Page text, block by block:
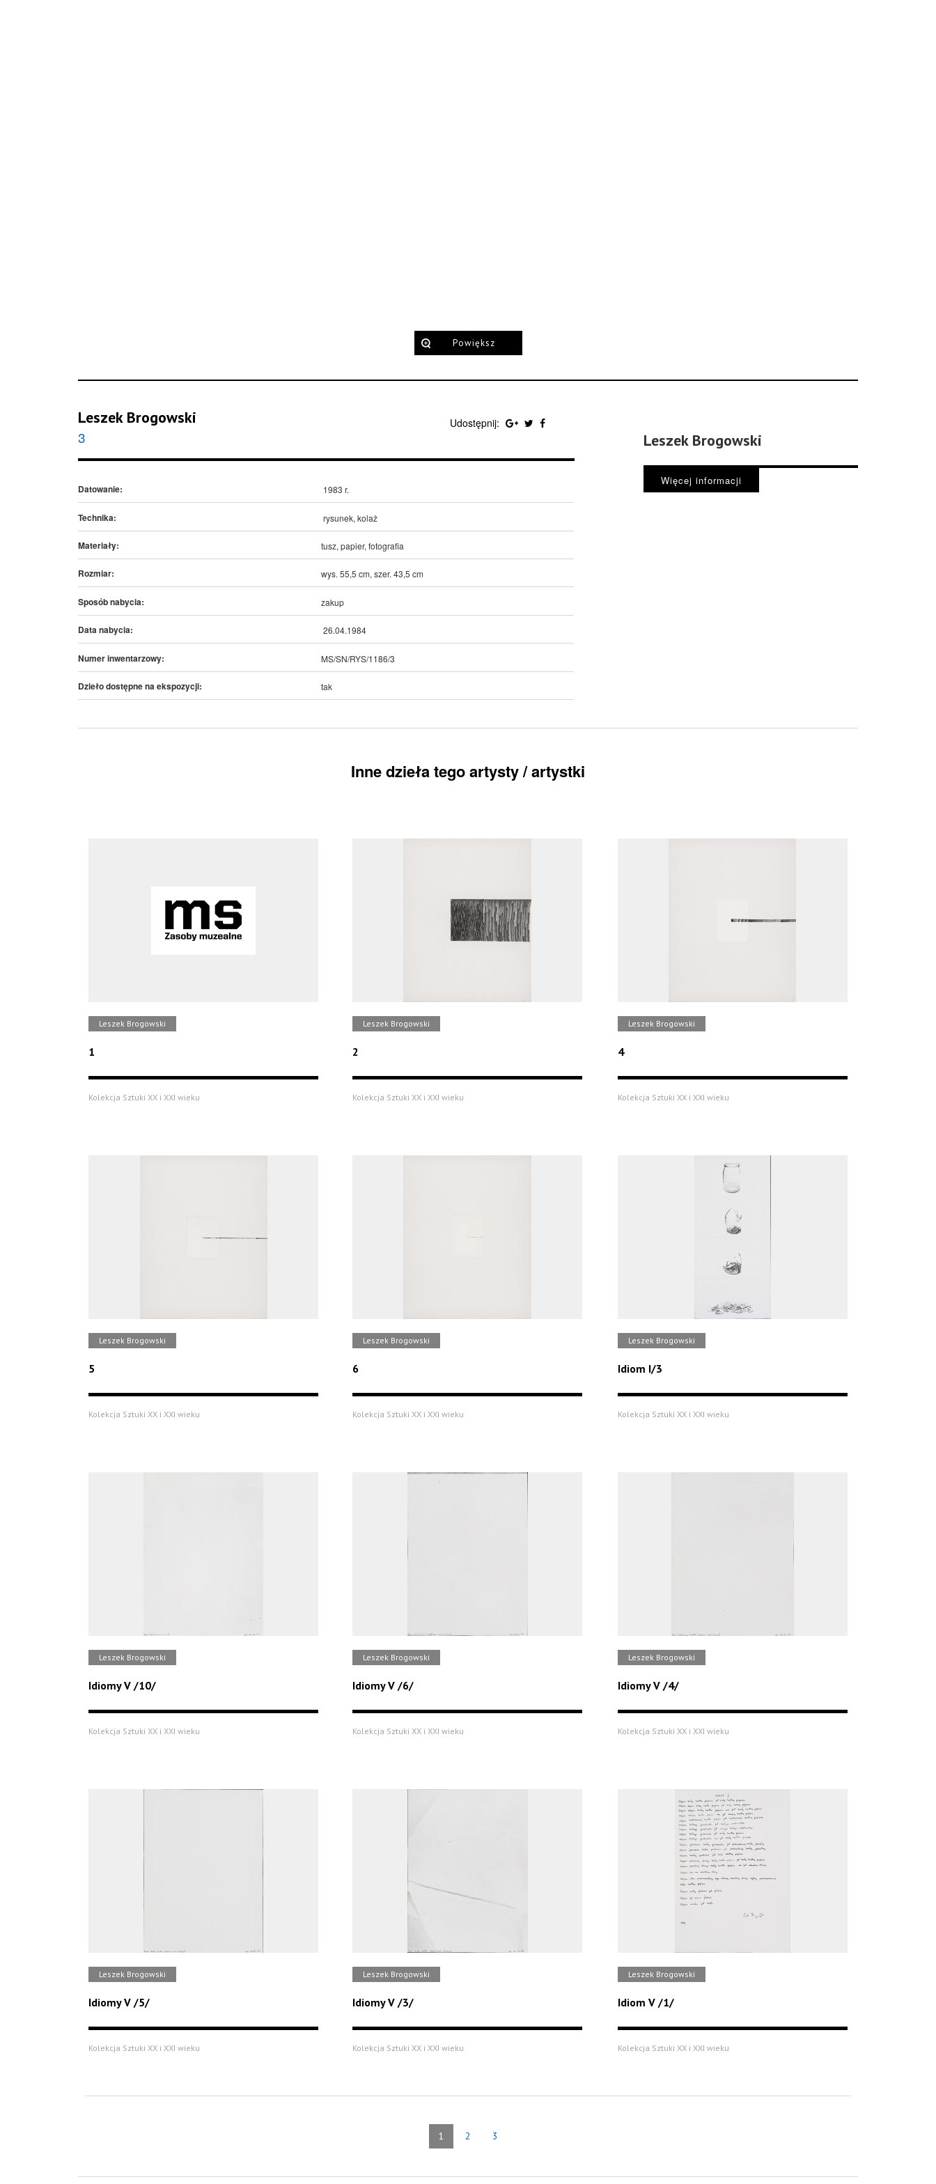
Powiększ
Leszek Brogowski
3
Udostępnij:
Datowanie: 1983 r.
Technika: rysunek, kolaż
Materiały: tusz, papier, fotografia
Rozmiar: wys. 55,5 cm, szer. 43,5 cm
Sposób nabycia: zakup
Data nabycia: 26.04.1984
Numer inwentarzowy: MS/SN/RYS/1186/3
Dzieło dostępne na ekspozycji: tak
Leszek Brogowski
Więcej informacji
Inne dzieła tego artysty / artystki
Leszek Brogowski
1
Kolekcja Sztuki XX i XXI wieku
Leszek Brogowski
2
Kolekcja Sztuki XX i XXI wieku
Leszek Brogowski
4
Kolekcja Sztuki XX i XXI wieku
Leszek Brogowski
5
Kolekcja Sztuki XX i XXI wieku
Leszek Brogowski
6
Kolekcja Sztuki XX i XXI wieku
Leszek Brogowski
Idiom I/3
Kolekcja Sztuki XX i XXI wieku
Leszek Brogowski
Idiomy V /10/
Kolekcja Sztuki XX i XXI wieku
Leszek Brogowski
Idiomy V /6/
Kolekcja Sztuki XX i XXI wieku
Leszek Brogowski
Idiomy V /4/
Kolekcja Sztuki XX i XXI wieku
Leszek Brogowski
Idiomy V /5/
Kolekcja Sztuki XX i XXI wieku
Leszek Brogowski
Idiomy V /3/
Kolekcja Sztuki XX i XXI wieku
Leszek Brogowski
Idiom V /1/
Kolekcja Sztuki XX i XXI wieku
1 2 3